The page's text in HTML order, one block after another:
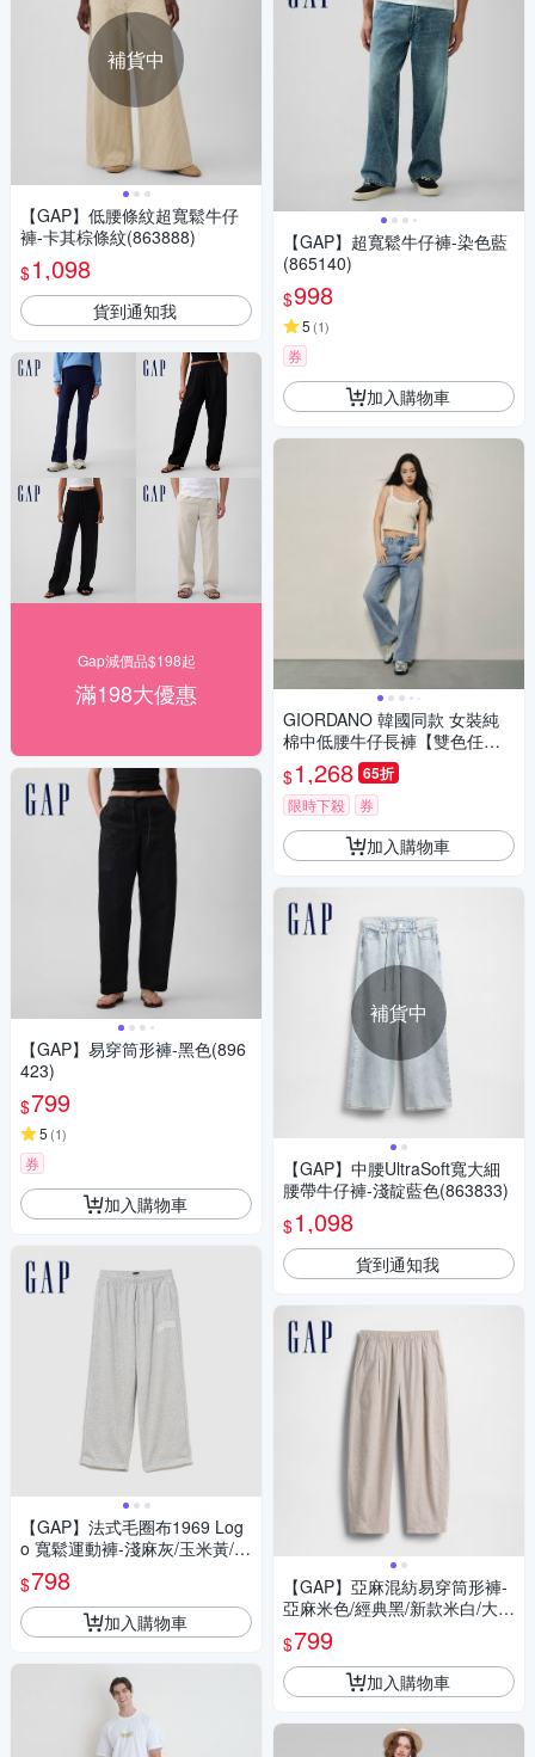
補貨中
【GAP】低腰條紋超寬鬆牛仔
褲-卡其棕條紋(863888)
$1,098
貨到通知我
Gap減價品$198起
滿198大優惠
【GAP】易穿筒形褲-黑色(896
423)
$799
5 (1)
券
加入購物車
【GAP】法式毛圈布1969 Log
o 寬鬆運動褲-淺麻灰/玉米黃/無
月黑/帆船藍/復古深藍(898691)
$798
加入購物車
【GAP】超寬鬆牛仔褲-染色藍
(865140)
$998
5 (1)
券
加入購物車
GIORDANO 韓國同款 女裝純
棉中低腰牛仔長褲【雙色任
選】
$1,268 65折
限時下殺 券
加入購物車
補貨中
【GAP】中腰UltraSoft寬大細
腰帶牛仔褲-淺靛藍色(863833)
$1,098
貨到通知我
【GAP】亞麻混紡易穿筒形褲-
亞麻米色/經典黑/新款米白/大地
棕(877627)
$799
加入購物車